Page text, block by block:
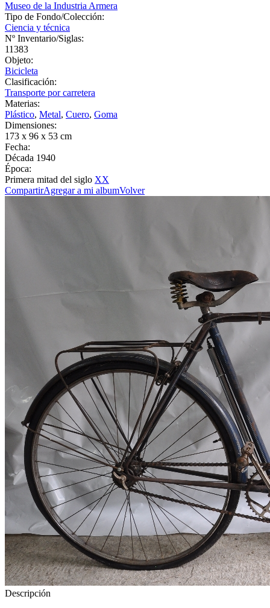
Museo de la Industria Armera
Tipo de Fondo/Colección:
Ciencia y técnica
Nº Inventario/Siglas:
11383
Objeto:
Bicicleta
Clasificación:
Transporte por carretera
Materias:
Plástico, Metal, Cuero, Goma
Dimensiones:
173 x 96 x 53 cm
Fecha:
Década 1940
Época:
Primera mitad del siglo XX
CompartirAgregar a mi albumVolver
Descripción